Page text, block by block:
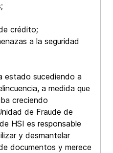
crédito;
a la seguridad
estado sucediendo a
a medida que
creciendo
de Fraude de
HSI es responsable
y desmantelar
documentos y merece